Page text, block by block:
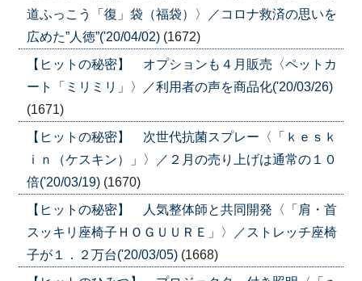
道ふっこう「復」袋（福袋）〉／コロナ救済の思いを
広めた”人徳”('20/04/02) (1672)
【ヒットの秘密】 オプションも４月販売〈ペットカ
ート「ミリミリ」〉／利用者の声を商品化('20/03/26)
(1671)
【ヒットの秘密】 次世代抗菌スプレー〈「ｋｅｓｋ
ｉｎ（ケスキン）」〉／２月の売り上げは通常の１０
倍('20/03/19) (1670)
【ヒットの秘密】 人気整体師と共同開発〈「肩・首
スッキリ座椅子ＨＯＧＵＵＲＥ」〉／ストレッチ座椅
子が１．２万台('20/03/05) (1668)